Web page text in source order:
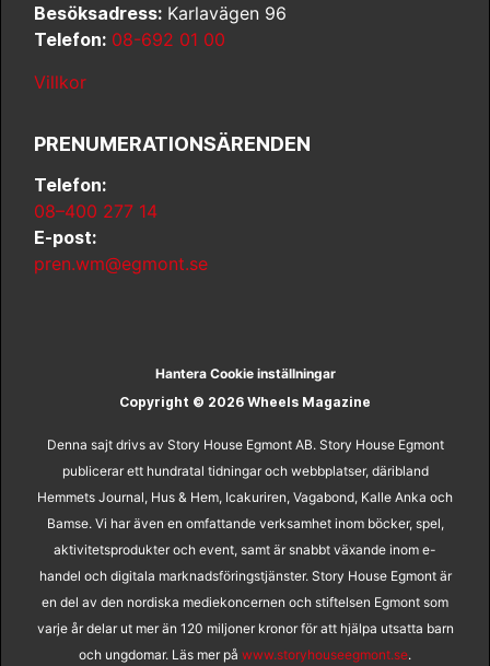
Besöksadress: Karlavägen 96
Telefon: 08-692 01 00
Villkor
PRENUMERATIONSÄRENDEN
Telefon:
08–400 277 14
E-post:
pren.wm@egmont.se
Hantera Cookie inställningar
Copyright © 2026 Wheels Magazine
Denna sajt drivs av Story House Egmont AB. Story House Egmont
publicerar ett hundratal tidningar och webbplatser, däribland
Hemmets Journal, Hus & Hem, Icakuriren, Vagabond, Kalle Anka och
Bamse. Vi har även en omfattande verksamhet inom böcker, spel,
aktivitetsprodukter och event, samt är snabbt växande inom e-
handel och digitala marknadsföringstjänster. Story House Egmont är
en del av den nordiska mediekoncernen och stiftelsen Egmont som
varje år delar ut mer än 120 miljoner kronor för att hjälpa utsatta barn
och ungdomar. Läs mer på www.storyhouseegmont.se.